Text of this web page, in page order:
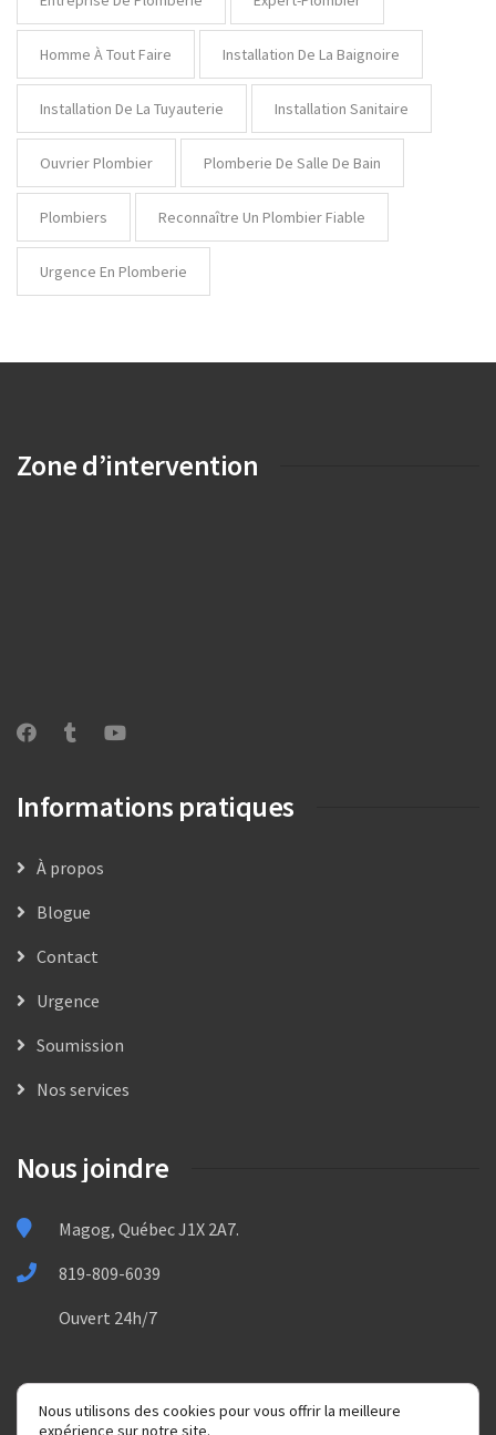
Homme À Tout Faire Installation De La Baignoire
Installation De La Tuyauterie Installation Sanitaire
Ouvrier Plombier Plomberie De Salle De Bain
Plombiers Reconnaître Un Plombier Fiable
Urgence En Plomberie
Zone d’intervention
Informations pratiques
À propos
Blogue
Contact
Urgence
Soumission
Nos services
Nous joindre
Magog, Québec J1X 2A7.
819-809-6039
Ouvert 24h/7
Nous utilisons des cookies pour vous offrir la meilleure
expérience sur notre site.